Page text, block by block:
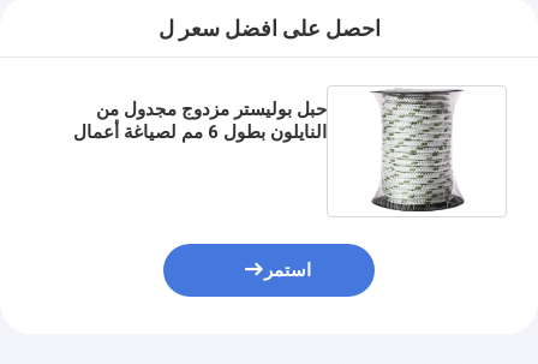
احصل على افضل سعر ل
حبل بوليستر مزدوج مجدول من
النايلون بطول 6 مم لصياغة أعمال
استمر